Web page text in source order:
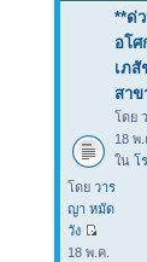
**ด่
อโ
เภสั
สาข
โดย
18 พ
ใน โ
โดย วาร
ญา หมัด
วัง
18 พ.ค.